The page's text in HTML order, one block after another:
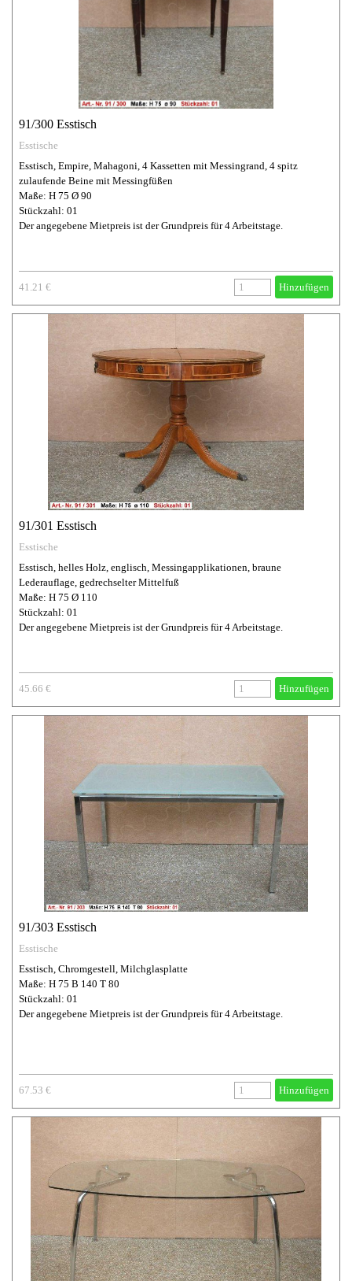
91/300 Esstisch
Esstische
Esstisch, Empire, Mahagoni, 4 Kassetten mit Messingrand, 4 spitz
zulaufende Beine mit Messingfüßen
Maße: H 75 Ø 90
Stückzahl: 01
Der angegebene Mietpreis ist der Grundpreis für 4 Arbeitstage.
41.21 € Hinzufügen
91/301 Esstisch
Esstische
Esstisch, helles Holz, englisch, Messingapplikationen, braune
Lederauflage, gedrechselter Mittelfuß
Maße: H 75 Ø 110
Stückzahl: 01
Der angegebene Mietpreis ist der Grundpreis für 4 Arbeitstage.
45.66 € Hinzufügen
91/303 Esstisch
Esstische
Esstisch, Chromgestell, Milchglasplatte
Maße: H 75 B 140 T 80
Stückzahl: 01
Der angegebene Mietpreis ist der Grundpreis für 4 Arbeitstage.
67.53 € Hinzufügen